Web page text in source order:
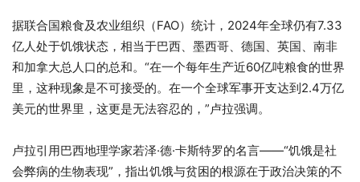
据联合国粮食及农业组织（FAO）统计，2024年全球仍有7.33
亿人处于饥饿状态，相当于巴西、墨西哥、德国、英国、南非
和加拿大总人口的总和。“在一个每年生产近60亿吨粮食的世界
里，这种现象是不可接受的。在一个全球军事开支达到2.4万亿
美元的世界里，这更是无法容忍的，”卢拉强调。
卢拉引用巴西地理学家若泽·德·卡斯特罗的名言——“饥饿是社
会弊病的生物表现”，指出饥饿与贫困的根源在于政治决策的不